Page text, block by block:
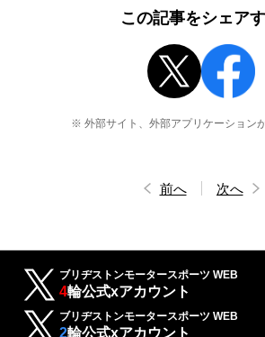
この記事をシェア
※ 外部サイト、外部アプリケーションが
前へ 次へ
ブリヂストンモータースポーツ WEB
4輪公式xアカウント
ブリヂストンモータースポーツ WEB
2輪公式xアカウント